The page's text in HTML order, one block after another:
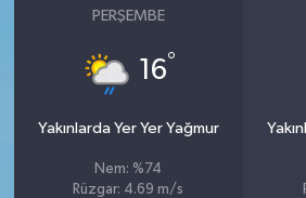
PERŞEMBE
16°
Yakınlarda Yer Yer Yağmur
Nem: %74
Rüzgar: 4.69 m/s